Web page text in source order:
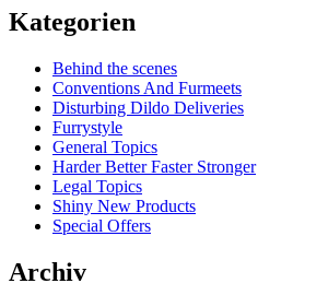
Kategorien
Behind the scenes
Conventions And Furmeets
Disturbing Dildo Deliveries
Furrystyle
General Topics
Harder Better Faster Stronger
Legal Topics
Shiny New Products
Special Offers
Archiv